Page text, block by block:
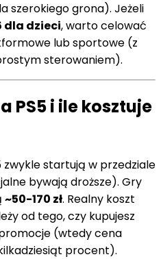
szerokiego grona). Jeżeli
dla dzieci, warto celować
lub sportowe (z
sterowaniem).
PS5 i ile kosztuje
zwykle startują w przedziale
bywają droższe). Gry
~50-170 zł. Realny koszt
od tego, czy kupujesz
(wtedy cena
procent).